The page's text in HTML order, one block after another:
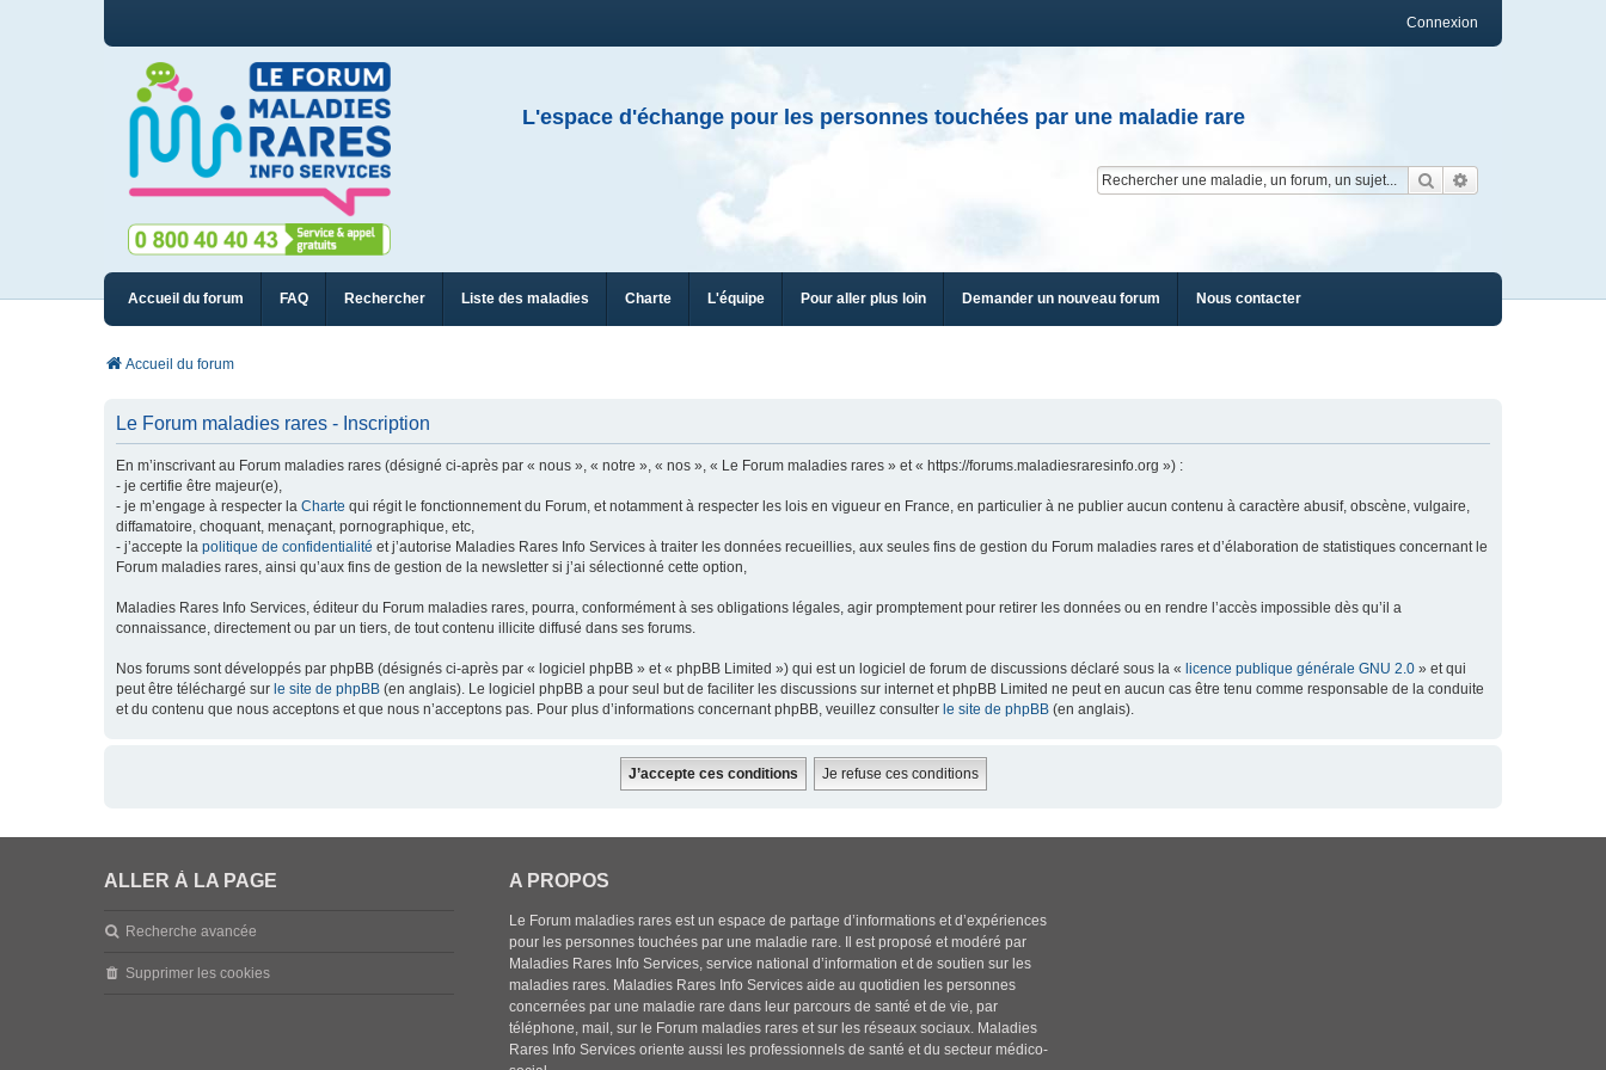
Connexion
L'espace d'échange pour les personnes touchées par une maladie rare
Rechercher
Accueil du forum FAQ Rechercher Liste des maladies Charte L'équipe Pour aller plus loin Demander un nouveau forum Nous contacter
Accueil du forum
Le Forum maladies rares - Inscription
En m’inscrivant au Forum maladies rares (désigné ci-après par « nous », « notre », « nos », « Le Forum maladies rares » et « https://forums.maladiesraresinfo.org ») :
- je certifie être majeur(e),
- je m’engage à respecter la Charte qui régit le fonctionnement du Forum, et notamment à respecter les lois en vigueur en France, en particulier à ne publier aucun contenu à caractère abusif, obscène, vulgaire,
diffamatoire, choquant, menaçant, pornographique, etc,
- j’accepte la politique de confidentialité et j’autorise Maladies Rares Info Services à traiter les données recueillies, aux seules fins de gestion du Forum maladies rares et d’élaboration de statistiques concernant le
Forum maladies rares, ainsi qu’aux fins de gestion de la newsletter si j’ai sélectionné cette option,
Maladies Rares Info Services, éditeur du Forum maladies rares, pourra, conformément à ses obligations légales, agir promptement pour retirer les données ou en rendre l’accès impossible dès qu’il a
connaissance, directement ou par un tiers, de tout contenu illicite diffusé dans ses forums.
Nos forums sont développés par phpBB (désignés ci-après par « logiciel phpBB » et « phpBB Limited ») qui est un logiciel de forum de discussions déclaré sous la « licence publique générale GNU 2.0 » et qui
peut être téléchargé sur le site de phpBB (en anglais). Le logiciel phpBB a pour seul but de faciliter les discussions sur internet et phpBB Limited ne peut en aucun cas être tenu comme responsable de la conduite
et du contenu que nous acceptons et que nous n’acceptons pas. Pour plus d’informations concernant phpBB, veuillez consulter le site de phpBB (en anglais).
ALLER À LA PAGE
Recherche avancée
Supprimer les cookies
A PROPOS
Le Forum maladies rares est un espace de partage d’informations et d’expériences
pour les personnes touchées par une maladie rare. Il est proposé et modéré par
Maladies Rares Info Services, service national d’information et de soutien sur les
maladies rares. Maladies Rares Info Services aide au quotidien les personnes
concernées par une maladie rare dans leur parcours de santé et de vie, par
téléphone, mail, sur le Forum maladies rares et sur les réseaux sociaux. Maladies
Rares Info Services oriente aussi les professionnels de santé et du secteur médico-